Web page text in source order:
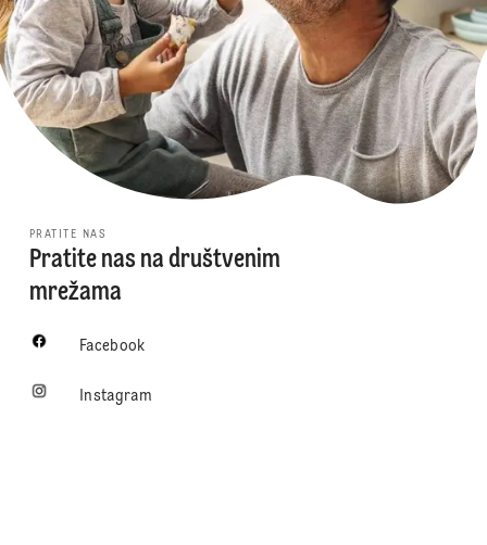
PRATITE NAS
Pratite nas na društvenim
mrežama
Facebook
Instagram